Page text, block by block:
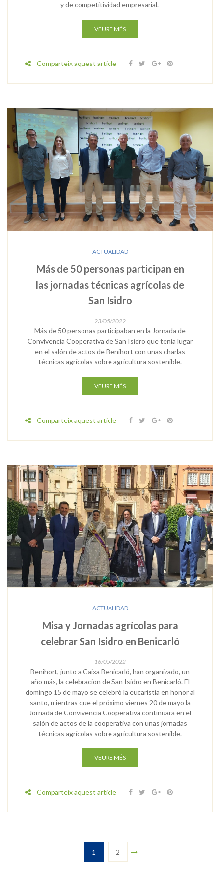
y de competitividad empresarial.
VEURE MÉS
Comparteix aquest article
ACTUALIDAD
Más de 50 personas participan en
las jornadas técnicas agrícolas de
San Isidro
23/05/2022
Más de 50 personas participaban en la Jornada de
Convivencia Cooperativa de San Isidro que tenía lugar
en el salón de actos de Benihort con unas charlas
técnicas agrícolas sobre agricultura sostenible.
VEURE MÉS
Comparteix aquest article
ACTUALIDAD
Misa y Jornadas agrícolas para
celebrar San Isidro en Benicarló
16/05/2022
Benihort, junto a Caixa Benicarló, han organizado, un
año más, la celebracion de San Isidro en Benicarló. El
domingo 15 de mayo se celebró la eucaristía en honor al
santo, mientras que el próximo viernes 20 de mayo la
Jornada de Convivencia Cooperativa continuará en el
salón de actos de la cooperativa con unas jornadas
técnicas agrícolas sobre agricultura sostenible.
VEURE MÉS
Comparteix aquest article
1 2